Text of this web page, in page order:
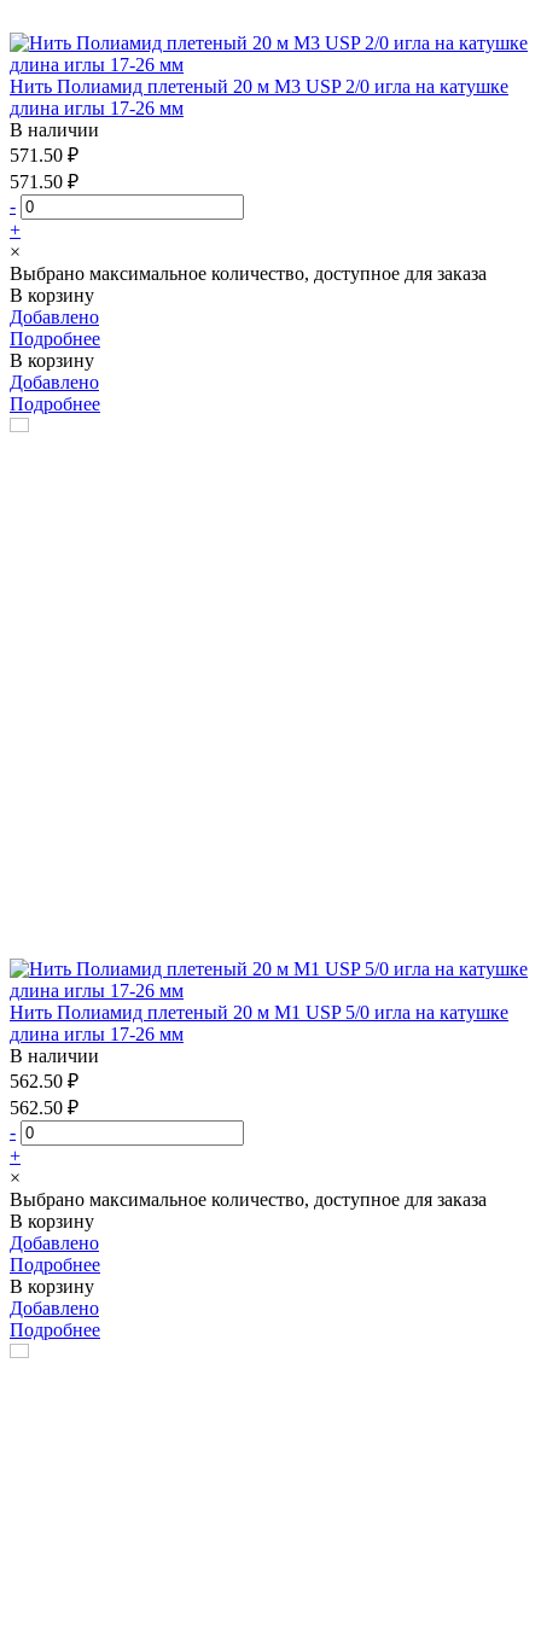
Нить Полиамид плетеный 20 м М3 USP 2/0 игла на катушке
длина иглы 17-26 мм
В наличии
571.50 ₽
571.50 ₽
-
+
×
Выбрано максимальное количество, доступное для заказа
В корзину
Добавлено
Подробнее
В корзину
Добавлено
Подробнее
Нить Полиамид плетеный 20 м М1 USP 5/0 игла на катушке
длина иглы 17-26 мм
В наличии
562.50 ₽
562.50 ₽
-
+
×
Выбрано максимальное количество, доступное для заказа
В корзину
Добавлено
Подробнее
В корзину
Добавлено
Подробнее